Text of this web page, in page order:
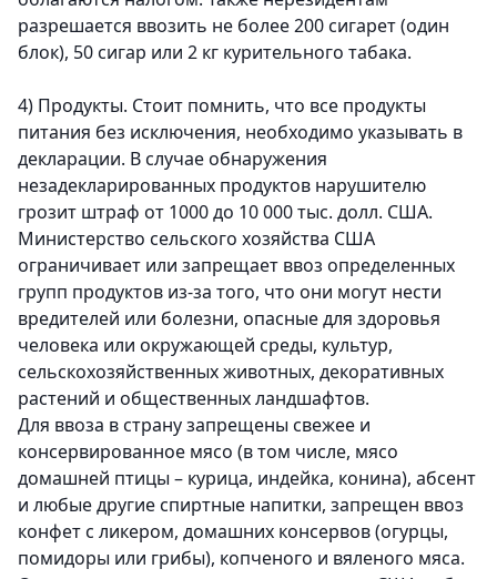
разрешается ввозить не более 200 сигарет (один
блок), 50 сигар или 2 кг курительного табака.
4) Продукты. Стоит помнить, что все продукты
питания без исключения, необходимо указывать в
декларации. В случае обнаружения
незадекларированных продуктов нарушителю
грозит штраф от 1000 до 10 000 тыс. долл. США.
Министерство сельского хозяйства США
ограничивает или запрещает ввоз определенных
групп продуктов из-за того, что они могут нести
вредителей или болезни, опасные для здоровья
человека или окружающей среды, культур,
сельскохозяйственных животных, декоративных
растений и общественных ландшафтов.
Для ввоза в страну запрещены свежее и
консервированное мясо (в том числе, мясо
домашней птицы – курица, индейка, конина), абсент
и любые другие спиртные напитки, запрещен ввоз
конфет с ликером, домашних консервов (огурцы,
помидоры или грибы), копченого и вяленого мяса.